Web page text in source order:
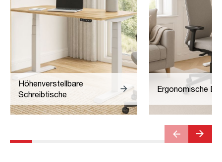
Höhenverstellbare
Schreibtische
Ergonomische